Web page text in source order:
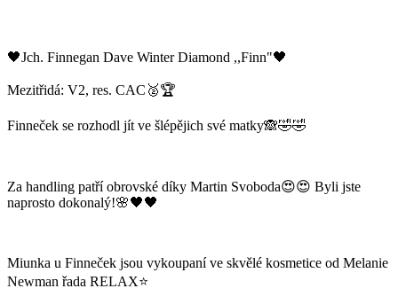
🖤Jch. Finnegan Dave Winter Diamond ,,Finn"🖤
Mezitřidá: V2, res. CAC🥈🏆
Finneček se rozhodl jít ve šlépějich své matky🙈🤣🤣
Za handling patří obrovské díky Martin Svoboda😍😍 Byli jste
naprosto dokonalý!🌸🖤🖤
Miunka u Finneček jsou vykoupaní ve skvělé kosmetice od Melanie
Newman řada RELAX⭐️